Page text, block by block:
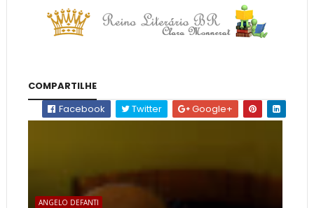
COMPARTILHE
Facebook
Twitter Google+
ANGELO DEFANTI